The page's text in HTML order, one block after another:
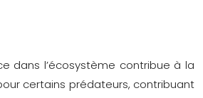
dans l’écosystème contribue à la
certains prédateurs, contribuant